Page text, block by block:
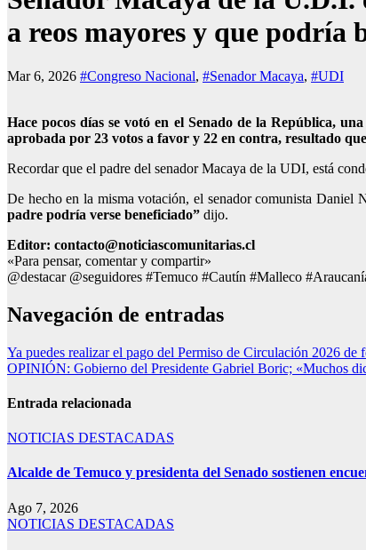
a reos mayores y que podría
Mar 6, 2026 #Congreso Nacional, #Senador Macaya, #UDI
Hace pocos días se votó en el Senado de la República,
aprobada por 23 votos a favor y 22 en contra, resultado
Recordar que el padre del senador Macaya de la UDI, está
De hecho en la misma votación, el senador comunista
padre podría verse beneficiado” dijo.
Editor: contacto@noticiascomunitarias.cl
«Para pensar, comentar y compartir»
@destacar @seguidores #Temuco #Cautín #Malleco
Navegación de entradas
Ya puedes realizar el pago del Permiso de Circulación 2026 de
OPINIÓN: Gobierno del Presidente Gabriel Boric; «Muchos
Entrada relacionada
NOTICIAS DESTACADAS
Alcalde de Temuco y presidenta del Senado sostienen
Ago 7, 2026
NOTICIAS DESTACADAS